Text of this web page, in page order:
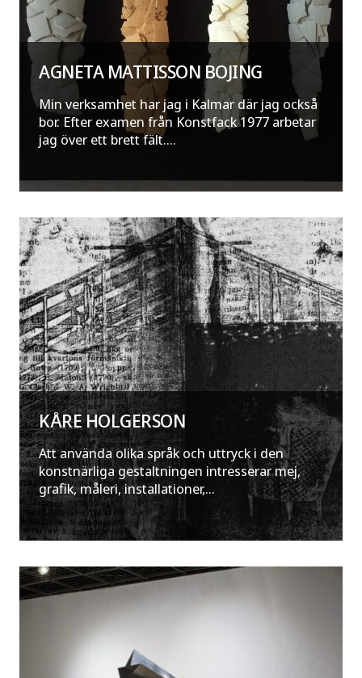
AGNETA MATTISSON BOJING
Min verksamhet har jag i Kalmar där jag också
bor. Efter examen från Konstfack 1977 arbetar
jag över ett brett fält....
KÅRE HOLGERSON
Att använda olika språk och uttryck i den
konstnärliga gestaltningen intresserar mej,
grafik, måleri, installationer,...